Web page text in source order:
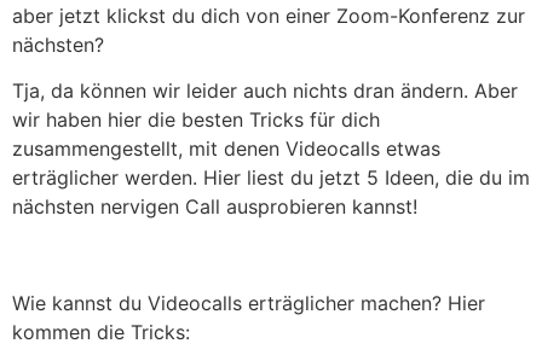
aber jetzt klickst du dich von einer Zoom-Konferenz zur
nächsten?
Tja, da können wir leider auch nichts dran ändern. Aber
wir haben hier die besten Tricks für dich
zusammengestellt, mit denen Videocalls etwas
erträglicher werden. Hier liest du jetzt 5 Ideen, die du im
nächsten nervigen Call ausprobieren kannst!
Wie kannst du Videocalls erträglicher machen? Hier
kommen die Tricks: